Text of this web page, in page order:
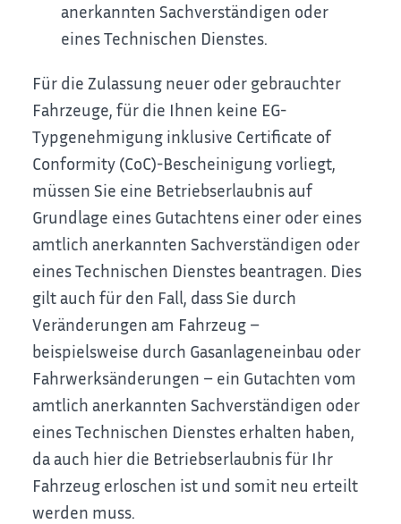
anerkannten Sachverständigen oder
eines Technischen Dienstes.
Für die Zulassung neuer oder gebrauchter
Fahrzeuge, für die Ihnen keine EG-
Typgenehmigung inklusive Certificate of
Conformity (CoC)-Bescheinigung vorliegt,
müssen Sie eine Betriebserlaubnis auf
Grundlage eines Gutachtens einer oder eines
amtlich anerkannten Sachverständigen oder
eines Technischen Dienstes beantragen. Dies
gilt auch für den Fall, dass Sie durch
Veränderungen am Fahrzeug –
beispielsweise durch Gasanlageneinbau oder
Fahrwerksänderungen – ein Gutachten vom
amtlich anerkannten Sachverständigen oder
eines Technischen Dienstes erhalten haben,
da auch hier die Betriebserlaubnis für Ihr
Fahrzeug erloschen ist und somit neu erteilt
werden muss.